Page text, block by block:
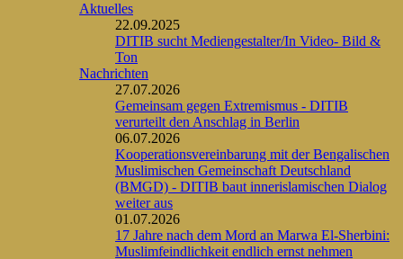
Aktuelles
22.09.2025
DITIB sucht Mediengestalter/In Video- Bild &
Ton
Nachrichten
27.07.2026
Gemeinsam gegen Extremismus - DITIB
verurteilt den Anschlag in Berlin
06.07.2026
Kooperationsvereinbarung mit der Bengalischen
Muslimischen Gemeinschaft Deutschland
(BMGD) - DITIB baut innerislamischen Dialog
weiter aus
01.07.2026
17 Jahre nach dem Mord an Marwa El-Sherbini:
Muslimfeindlichkeit endlich ernst nehmen